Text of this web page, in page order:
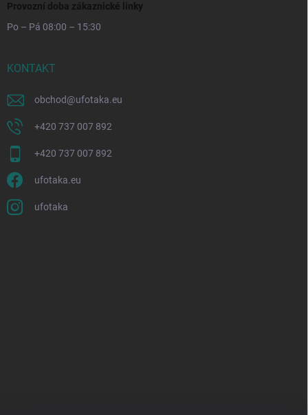
Provozní doba zákaznické linky
Po – Pá 08:00 – 15:30
KONTAKT
obchod@ufotaka.eu
+420 737 007 892
+420 737 007 892
ufotaka.eu
ufotaka